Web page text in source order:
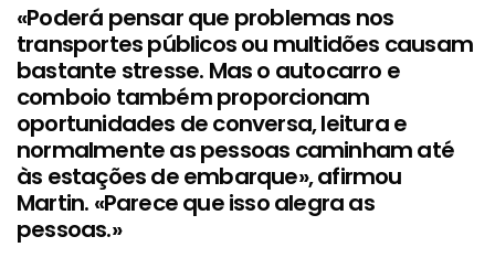
«Poderá pensar que problemas nos
transportes públicos ou multidões causam
bastante stresse. Mas o autocarro e
comboio também proporcionam
oportunidades de conversa, leitura e
normalmente as pessoas caminham até
às estações de embarque», afirmou
Martin. «Parece que isso alegra as
pessoas.»